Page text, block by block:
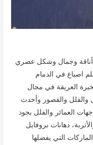
أناقة وجمال وشكل عصري
اصباغ في الدمام
العريقة في مجال
والفلل والقصور وأحدث
2020، دهانات واجهات العمائر والفلل بجود
دهانات بروفايل
التي يفضلها